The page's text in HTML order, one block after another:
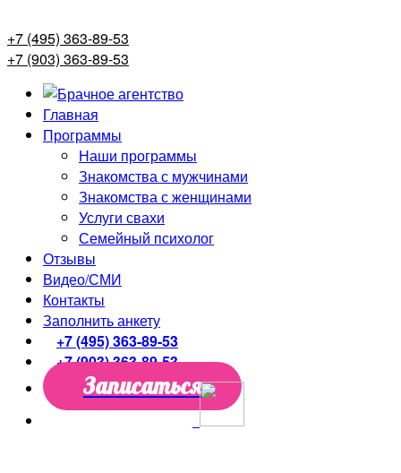
+7 (495) 363-89-53
+7 (903) 363-89-53
Главная
Программы
Наши программы
Знакомства с мужчинами
Знакомства с женщинами
Услуги свахи
Семейный психолог
Отзывы
Видео/СМИ
Контакты
Заполнить анкету
+7 (495) 363-89-53
+7 (903) 363-89-53
Записаться